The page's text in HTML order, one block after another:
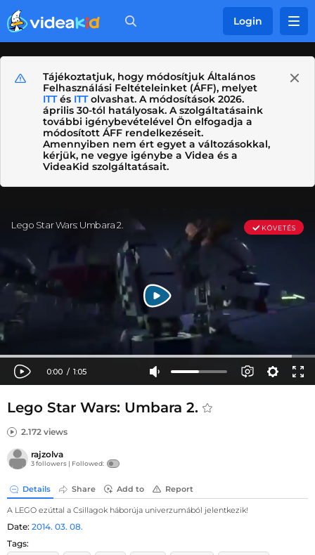
Login
Tájékoztatjuk, hogy módosítjuk Általános
Felhasználási Feltételeinket (ÁFF), melyet
ITTés ITTolvashat. A módosítások 2026.
április 30-tól hatályosak. A szolgáltatásaink
további igénybevételével Ön elfogadja a
módosított ÁFF rendelkezéseit.
Amennyiben nem ért egyet a változásokkal,
kérjük, ne vegye igénybe a Videa és a
VideaKid szolgáltatásait.
Lego Star Wars: Umbara 2.
2.172 views
rajzolva
3 followers | Followed:
Details Share Add to Report
A LEGO ezúttal a Csillagok háborúja univerzumából jelentkezik!
Date: 2014. 03. 08.
Tags: